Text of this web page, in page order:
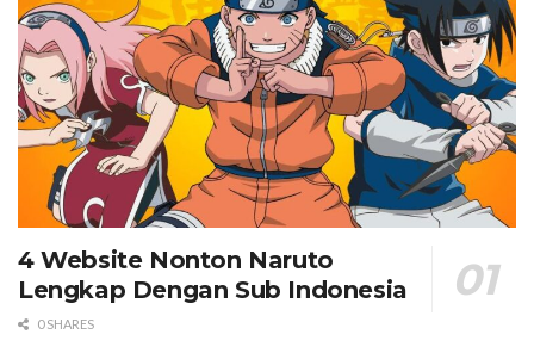
4 Website Nonton Naruto
Lengkap Dengan Sub Indonesia
0 SHARES